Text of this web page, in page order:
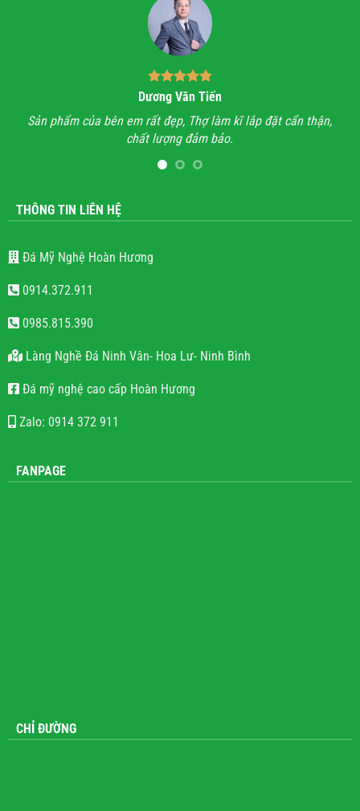
Dương Văn Tiến
của bên em rất đẹp, Thợ làm kĩ lắp đặt cẩn thận,
chất lượng đảm bảo.
Anh đã đi xem
Đá Mỹ Nghệ Hoàn Hương
0914.372.911
0985.815.390
Làng Nghề Đá Ninh Vân- Hoa Lư- Ninh Bình
Đá mỹ nghệ cao cấp Hoàn Hương